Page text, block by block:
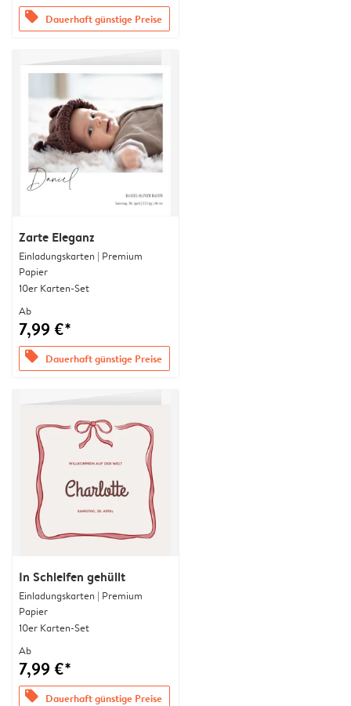
offers Dauerhaft günstige Preise
Zarte Eleganz
Einladungskarten | Premium
Papier
10er Karten-Set
Ab
7,99 €*
offers Dauerhaft günstige Preise
In Schleifen gehüllt
Einladungskarten | Premium
Papier
10er Karten-Set
Ab
7,99 €*
offers Dauerhaft günstige Preise